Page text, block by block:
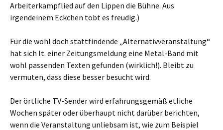
Arbeiterkampflied auf den Lippen die Bühne. Aus
irgendeinem Eckchen tobt es freudig.)
Für die wohl doch stattfindende „Alternativveranstaltung“
hat sich lt. einer Zeitungsmeldung eine Metal-Band mit
wohl passenden Texten gefunden (wirklich!). Bleibt zu
vermuten, dass diese besser besucht wird.
Der örtliche TV-Sender wird erfahrungsgemäß etliche
Wochen später oder überhaupt nicht darüber berichten,
wenn die Veranstaltung unliebsam ist, wie zum Beispiel